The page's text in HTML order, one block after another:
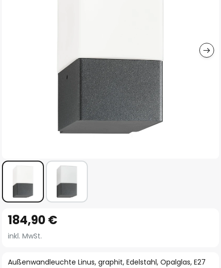
Anfang
der
springen
Außenwandleuchte Linus, graphit, Edelstahl, Opalglas, E27
184,90 €
inkl. MwSt.